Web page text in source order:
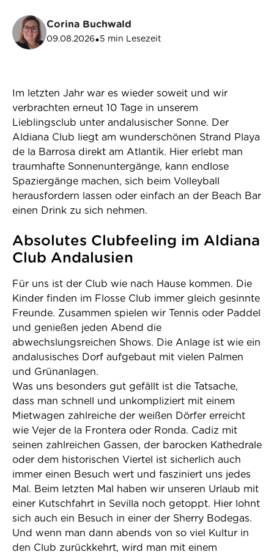
Corina Buchwald
09.08.2026•5 min Lesezeit
Im letzten Jahr war es wieder soweit und wir
verbrachten erneut 10 Tage in unserem
Lieblingsclub unter andalusischer Sonne. Der
Aldiana Club liegt am wunderschönen Strand Playa
de la Barrosa direkt am Atlantik. Hier erlebt man
traumhafte Sonnenuntergänge, kann endlose
Spaziergänge machen, sich beim Volleyball
herausfordern lassen oder einfach an der Beach Bar
einen Drink zu sich nehmen.
Absolutes Clubfeeling im Aldiana
Club Andalusien
Für uns ist der Club wie nach Hause kommen. Die
Kinder finden im Flosse Club immer gleich gesinnte
Freunde. Zusammen spielen wir Tennis oder Paddel
und genießen jeden Abend die
abwechslungsreichen Shows. Die Anlage ist wie ein
andalusisches Dorf aufgebaut mit vielen Palmen
und Grünanlagen.
Was uns besonders gut gefällt ist die Tatsache,
dass man schnell und unkompliziert mit einem
Mietwagen zahlreiche der weißen Dörfer erreicht
wie Vejer de la Frontera oder Ronda. Cadiz mit
seinen zahlreichen Gassen, der barocken Kathedrale
oder dem historischen Viertel ist sicherlich auch
immer einen Besuch wert und fasziniert uns jedes
Mal. Beim letzten Mal haben wir unseren Urlaub mit
einer Kutschfahrt in Sevilla noch getoppt. Hier lohnt
sich auch ein Besuch in einer der Sherry Bodegas.
Und wenn man dann abends von so viel Kultur in
den Club zurückkehrt, wird man mit einem